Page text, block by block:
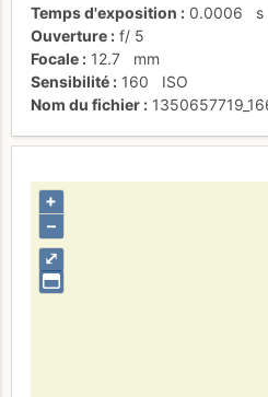
Temps d'exposition
0.0006
s
Ouverture
f/ 5
Focale
12.7
mm
Sensibilité
160
ISO
Nom du fichier
⤢
+
–